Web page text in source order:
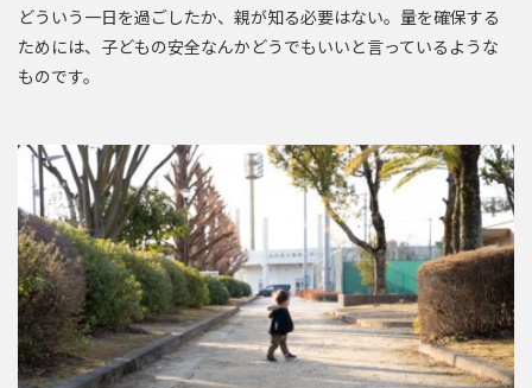
どういう一日を過ごしたか、親が知る必要はない。量を確保する
ためには、子どもの安全なんかどうでもいいと言っているような
ものです。